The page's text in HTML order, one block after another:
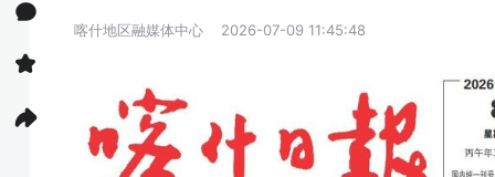
喀什地区融媒体中心 2026-07-09 11:45:48